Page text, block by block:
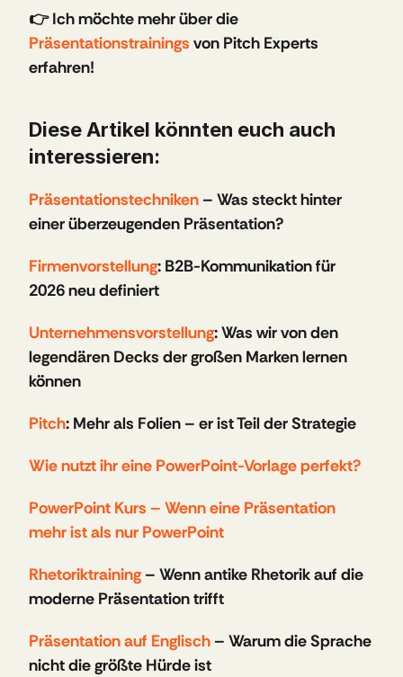
Präsentationstrainings von Pitch Experts
erfahren!
Diese Artikel könnten euch auch
interessieren:
Präsentationstechniken – Was steckt hinter
einer überzeugenden Präsentation?
Firmenvorstellung: B2B-Kommunikation für
2026 neu definiert
Unternehmensvorstellung: Was wir von den
legendären Decks der großen Marken lernen
können
Pitch: Mehr als Folien – er ist Teil der Strategie
Wie nutzt ihr eine PowerPoint-Vorlage perfekt?
PowerPoint Kurs – Wenn eine Präsentation
mehr ist als nur PowerPoint
Rhetoriktraining – Wenn antike Rhetorik auf die
moderne Präsentation trifft
Präsentation auf Englisch – Warum die Sprache
nicht die größte Hürde ist